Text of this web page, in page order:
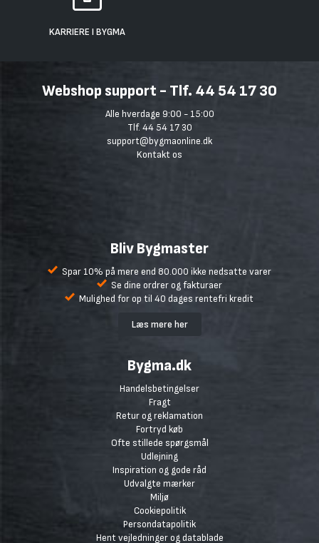
KARRIERE I BYGMA
Webshop support - Tlf. 44 54 17 30
Alle hverdage 9:00 - 15:00
Tlf. 44 54 17 30
support@bygmaonline.dk
Kontakt os
Bliv Bygmaster
Spar 10% på mere end 80.000 ikke nedsatte varer
Se dine ordrer og fakturaer
Mulighed for op til 40 dages rentefri kredit
Læs mere her
Bygma.dk
Handelsbetingelser
Fragt
Retur og reklamation
Fortryd køb
Ofte stillede spørgsmål
Udlejning
Inspiration og gode råd
Udvalgte mærker
Miljø
Cookiepolitik
Persondatapolitik
Hent vejledninger og datablade